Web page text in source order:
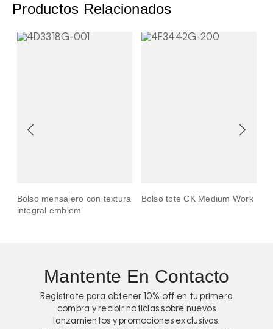
Productos Relacionados
mensajero con textura
emblem
Bolso tote CK Medium Work
Bolso tote
Mantente En Contacto
Regístrate para obtener 10% off en tu primera
compra y recibir noticias sobre nuevos
lanzamientos y promociones exclusivas.